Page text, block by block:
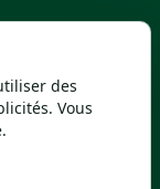
des
Vous